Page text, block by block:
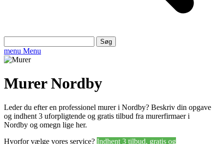
efter:
menu Menu
Murer Nordby
Leder du efter en professionel murer i Nordby? Beskriv din opgave
og indhent 3 uforpligtende og gratis tilbud fra murerfirmaer i
Nordby og omegn lige her.
Hvorfor vælge vores service? Indhent 3 tilbud, gratis og